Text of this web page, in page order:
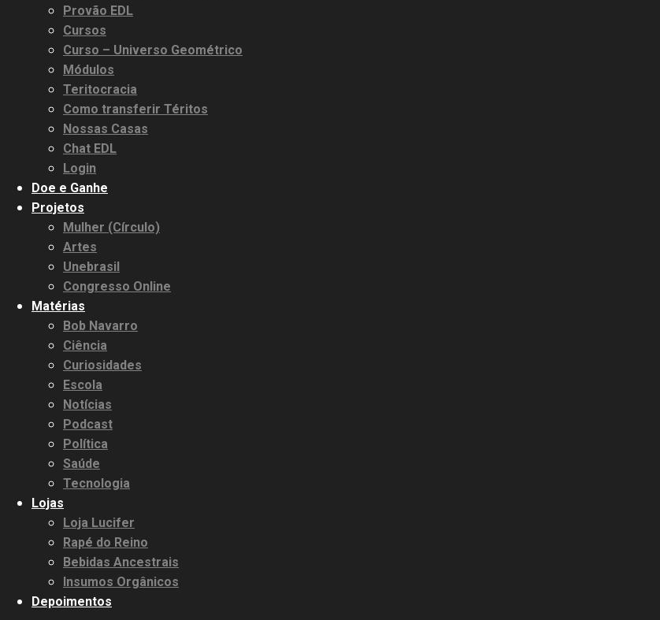
Provão EDL
Cursos
Curso – Universo Geométrico
Módulos
Teritocracia
Como transferir Téritos
Nossas Casas
Chat EDL
Login
Doe e Ganhe
Projetos
Mulher (Círculo)
Artes
Unebrasil
Congresso Online
Matérias
Bob Navarro
Ciência
Curiosidades
Escola
Notícias
Podcast
Política
Saúde
Tecnologia
Lojas
Loja Lucifer
Rapé do Reino
Bebidas Ancestrais
Insumos Orgânicos
Depoimentos